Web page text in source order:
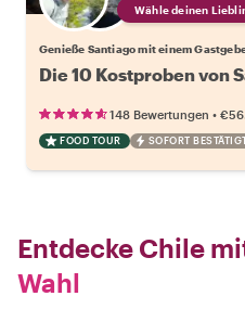
Wähle deinen
Genieße Santiago mit einem
Die 10 Kostproben von
148 Bewertungen •
FOOD TOUR SOFORT
Entdecke Chile
Wahl